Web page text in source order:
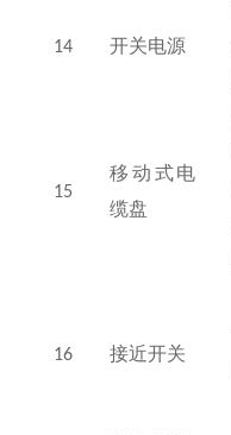
14 开关电源
15
移动式电
缆盘
16 接近开关